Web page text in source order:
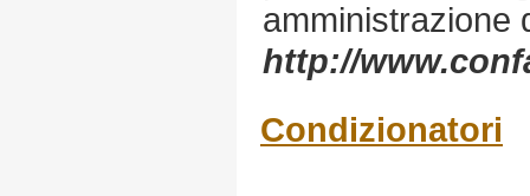
amministrazione
http://
Condizionatori